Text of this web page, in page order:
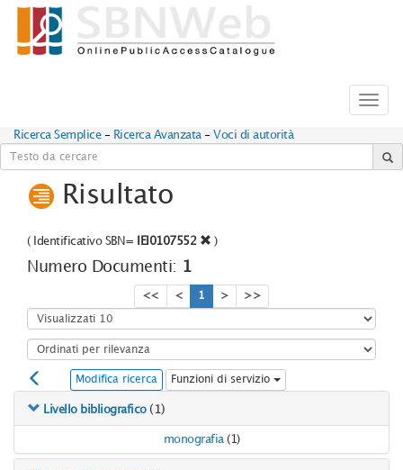
Ricerca Semplice - Ricerca Avanzata - Voci di autorità
Risultato
( Identificativo SBN= IEI0107552 )
Numero Documenti: 1
<< < 1 > >>
Modifica ricerca Funzioni di servizio
Livello bibliografico (1)
monografia (1)